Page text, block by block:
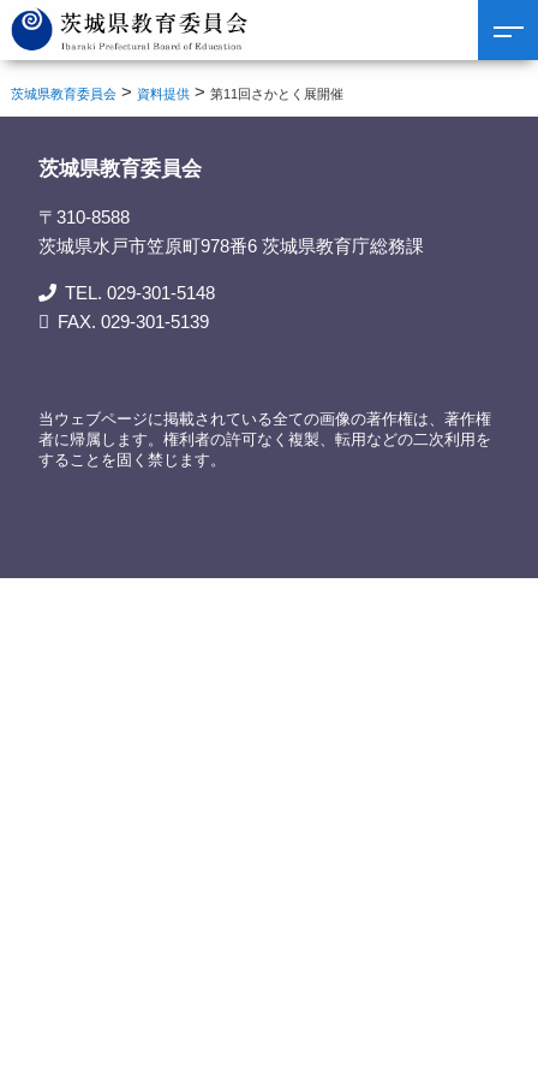
茨城県教育委員会 > 資料提供 >第11回さかとく展開催
茨城県教育委員会
〒310-8588
茨城県水戸市笠原町978番6 茨城県教育庁総務課
TEL. 029-301-5148
FAX. 029-301-5139
当ウェブページに掲載されている全ての画像の著作権は、著作権
者に帰属します。権利者の許可なく複製、転用などの二次利用を
することを固く禁じます。